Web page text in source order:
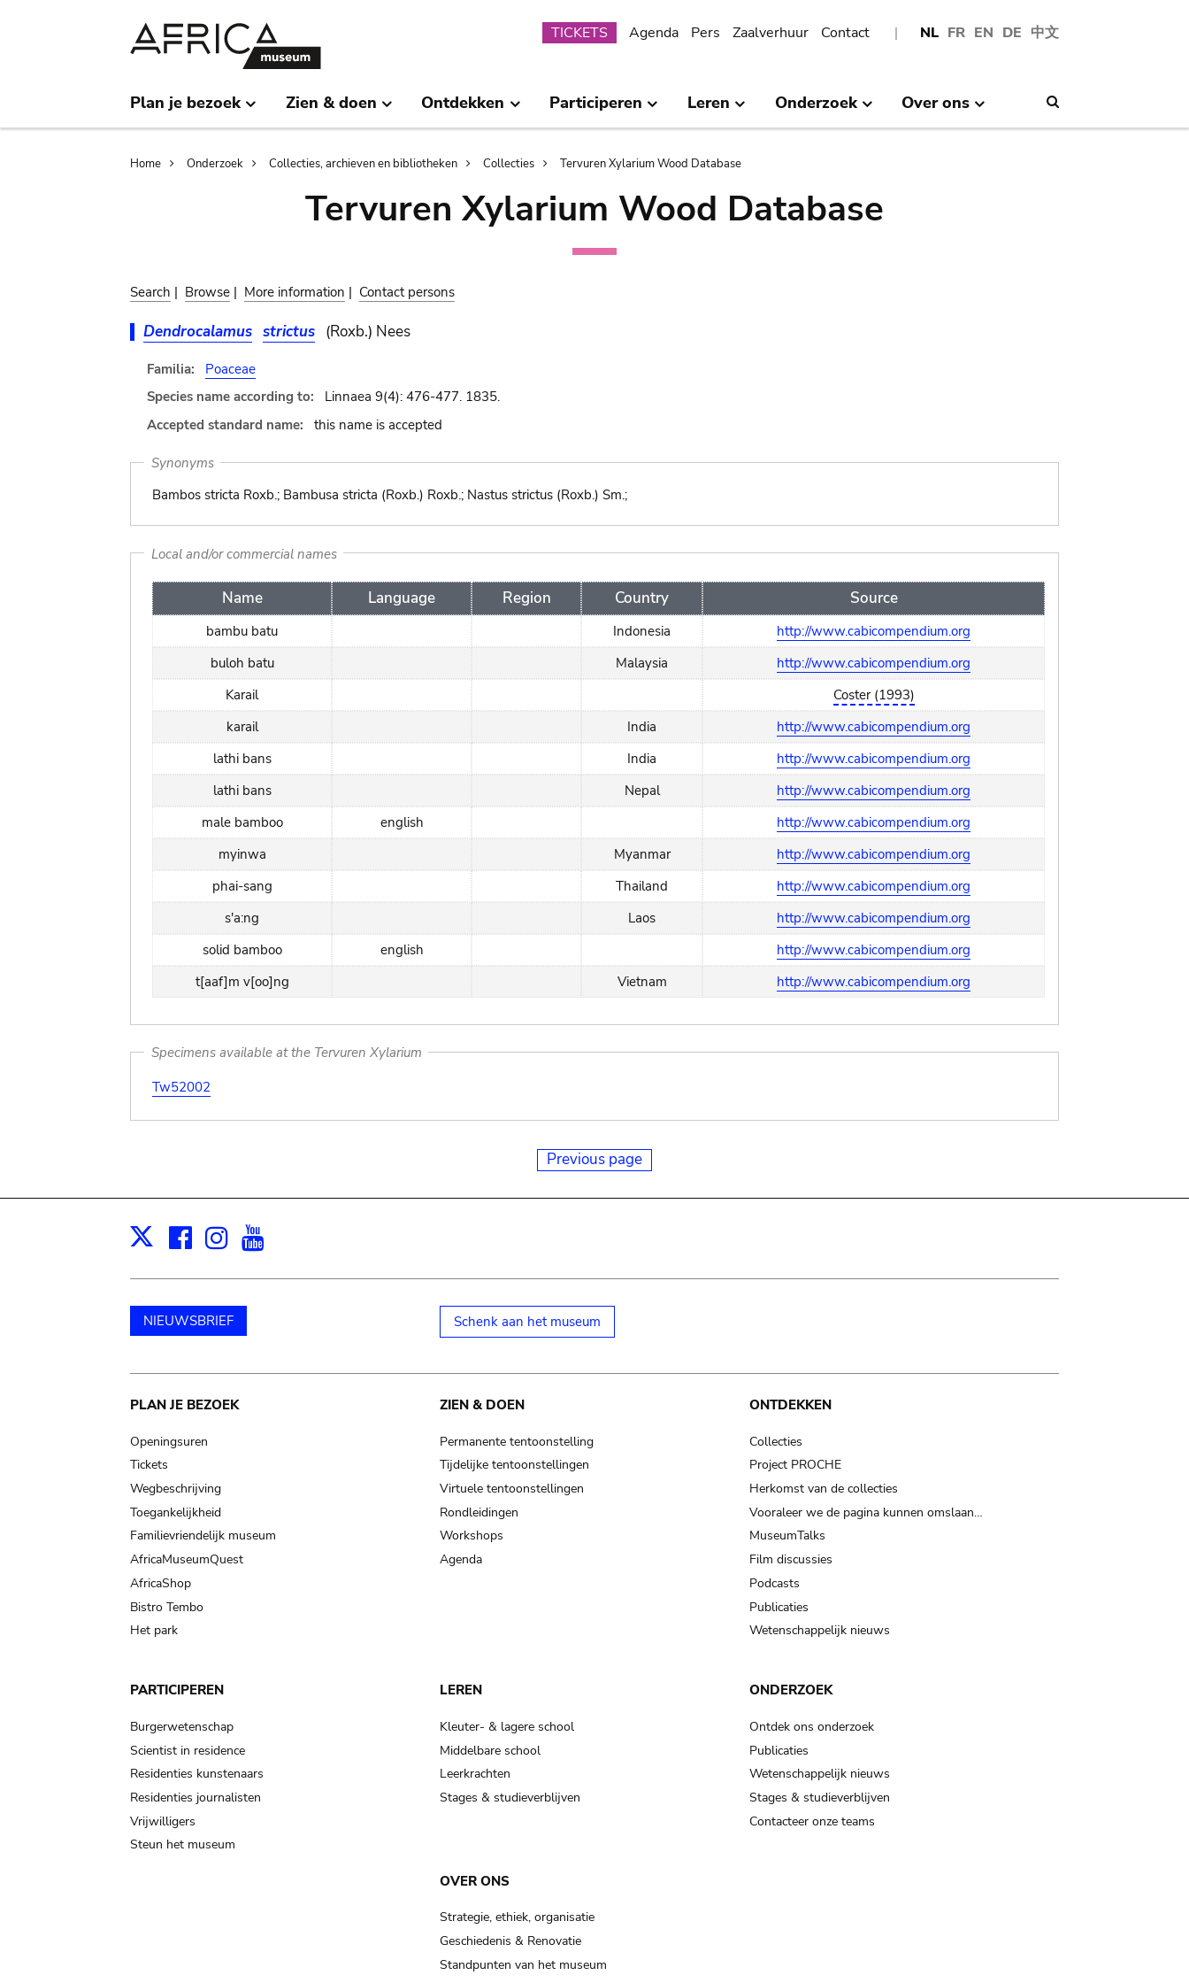
NL FR EN DE 中文
Submenu
TICKETS Agenda Pers Zaalverhuur Contact
Plan je bezoek Zien & doen Ontdekken Participeren Leren Onderzoek Over ons
Breadcrumb
Home Onderzoek Collecties, archieven en bibliotheken Collecties Tervuren Xylarium Wood Database
Tervuren Xylarium Wood Database
Search | Browse | More information | Contact persons
Dendrocalamus strictus (Roxb.) Nees
Familia:
Poaceae
Species name according to:
Linnaea 9(4): 476-477. 1835.
Accepted standard name:
this name is accepted
Synonyms
Bambos stricta Roxb.; Bambusa stricta (Roxb.) Roxb.; Nastus strictus (Roxb.) Sm.;
Local and/or commercial names
Name Language Region Country Source
bambu batu Indonesia
http://www.cabicompendium.org
buloh batu
Malaysia
http://www.cabicompendium.org
Karail
Coster (1993)
karail
India
http://www.cabicompendium.org
lathi bans
India
http://www.cabicompendium.org
lathi bans
Nepal
http://www.cabicompendium.org
male bamboo
english
http://www.cabicompendium.org
myinwa
Myanmar
http://www.cabicompendium.org
phai-sang
Thailand
http://www.cabicompendium.org
s'a:ng
Laos
http://www.cabicompendium.org
solid bamboo
english
http://www.cabicompendium.org
t[aaf]m v[oo]ng
Vietnam http://www.cabicompendium.org
Specimens available at the Tervuren Xylarium
Tw52002
Previous page
X Facebook
Instagram
NIEUWSBRIEF Schenk aan het museum
Main
navigation
PLAN JE BEZOEK
Openingsuren
Tickets
Wegbeschrijving
Toegankelijkheid
Familievriendelijk museum
AfricaMuseumQuest
AfricaShop
Bistro Tembo
Het park
ZIEN & DOEN
Permanente tentoonstelling
Tijdelijke tentoonstellingen
Virtuele tentoonstellingen
Rondleidingen
Workshops
Agenda
ONTDEKKEN
Collecties
Project PROCHE
Herkomst van de collecties
Vooraleer we de pagina kunnen omslaan…
MuseumTalks
Film discussies
Podcasts
Publicaties
Wetenschappelijk nieuws
PARTICIPEREN
Burgerwetenschap
Scientist in residence
Residenties kunstenaars
Residenties journalisten
Vrijwilligers
Steun het museum
LEREN
Kleuter- & lagere school
Middelbare school
Leerkrachten
Stages & studieverblijven
ONDERZOEK
Ontdek ons onderzoek
Publicaties
Wetenschappelijk nieuws
Stages & studieverblijven
Contacteer onze teams
OVER ONS
Strategie, ethiek, organisatie
Geschiedenis & Renovatie
Standpunten van het museum